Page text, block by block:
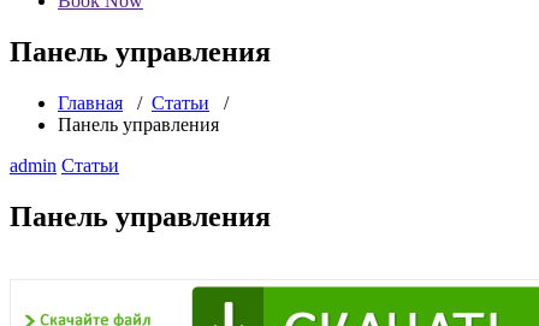
Панель управления
Главная / Статьи /
Панель управления
admin Статьи
Панель управления